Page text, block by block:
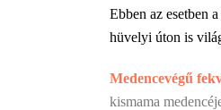
Ebben az esetben
hüvelyi úton is
Medencevégű
kismama